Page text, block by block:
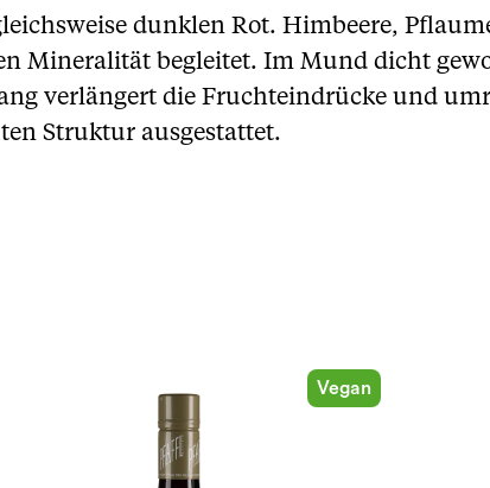
dunklen Rot. Himbeere,
Mineralität begleitet. Im Mund dicht
verlängert die Fruchteindrücke und
Struktur ausgestattet.
Vegan